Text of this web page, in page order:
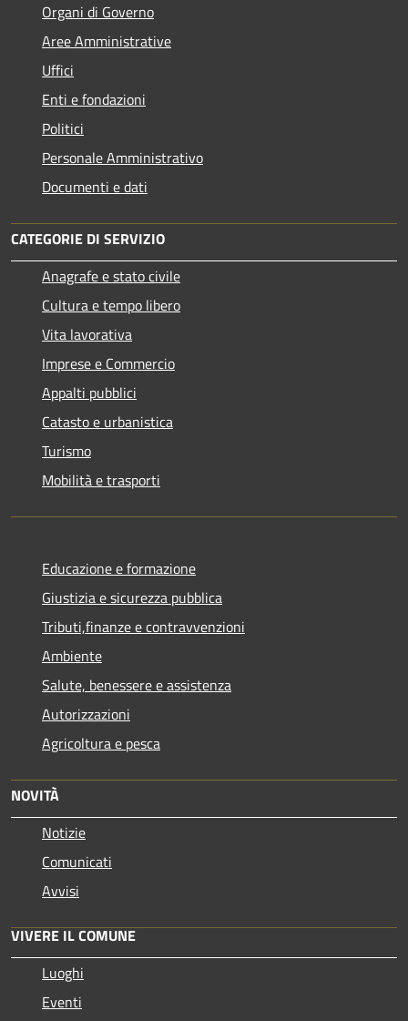
Organi di Governo
Aree Amministrative
Uffici
Enti e fondazioni
Politici
Personale Amministrativo
Documenti e dati
CATEGORIE DI SERVIZIO
Anagrafe e stato civile
Cultura e tempo libero
Vita lavorativa
Imprese e Commercio
Appalti pubblici
Catasto e urbanistica
Turismo
Mobilità e trasporti
Educazione e formazione
Giustizia e sicurezza pubblica
Tributi,finanze e contravvenzioni
Ambiente
Salute, benessere e assistenza
Autorizzazioni
Agricoltura e pesca
NOVITÀ
Notizie
Comunicati
Avvisi
VIVERE IL COMUNE
Luoghi
Eventi